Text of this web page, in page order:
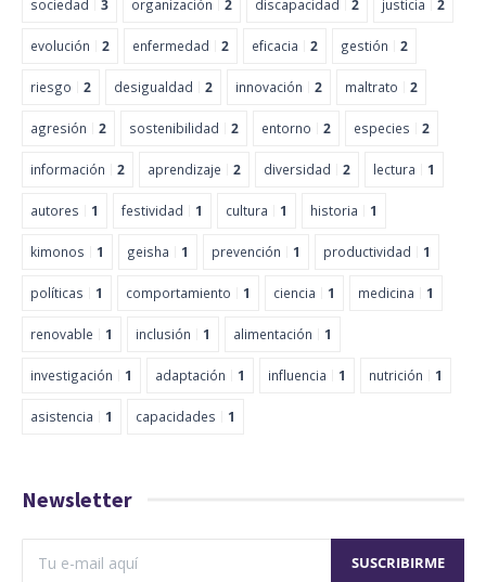
sociedad 3 organización 2 discapacidad 2 justicia 2
evolución 2 enfermedad 2 eficacia 2 gestión 2
riesgo 2 desigualdad 2 innovación 2 maltrato 2
agresión 2 sostenibilidad 2 entorno 2 especies 2
información 2 aprendizaje 2 diversidad 2 lectura 1
autores 1 festividad 1 cultura 1 historia 1
kimonos 1 geisha 1 prevención 1 productividad 1
políticas 1 comportamiento 1 ciencia 1 medicina 1
renovable 1 inclusión 1 alimentación 1
investigación 1 adaptación 1 influencia 1 nutrición 1
asistencia 1 capacidades 1
Newsletter